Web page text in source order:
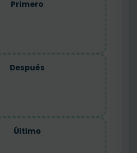
Primero
Después
Último